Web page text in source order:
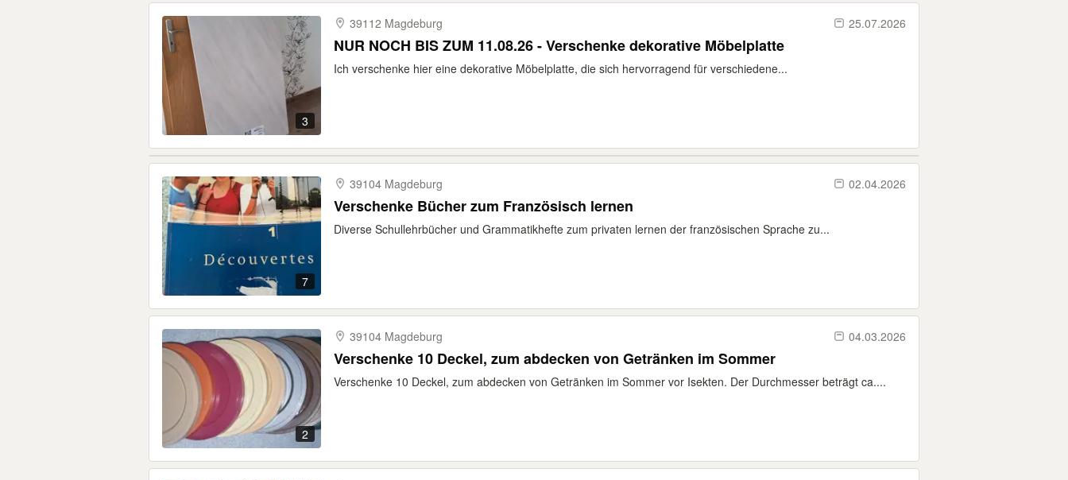
3
39112 Magdeburg 25.07.2026
NUR NOCH BIS ZUM 11.08.26 - Verschenke dekorative Möbelplatte
Ich verschenke hier eine dekorative Möbelplatte, die sich hervorragend für verschiedene...
7
39104 Magdeburg 02.04.2026
Verschenke Bücher zum Französisch lernen
Diverse Schullehrbücher und Grammatikhefte zum privaten lernen der französischen Sprache zu...
2
39104 Magdeburg 04.03.2026
Verschenke 10 Deckel, zum abdecken von Getränken im Sommer
Verschenke 10 Deckel, zum abdecken von Getränken im Sommer vor Isekten. Der Durchmesser beträgt ca....